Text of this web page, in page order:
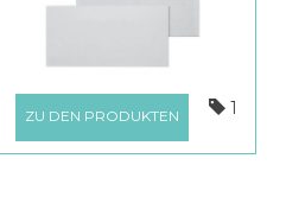
ZU DEN PRODUKTEN 1